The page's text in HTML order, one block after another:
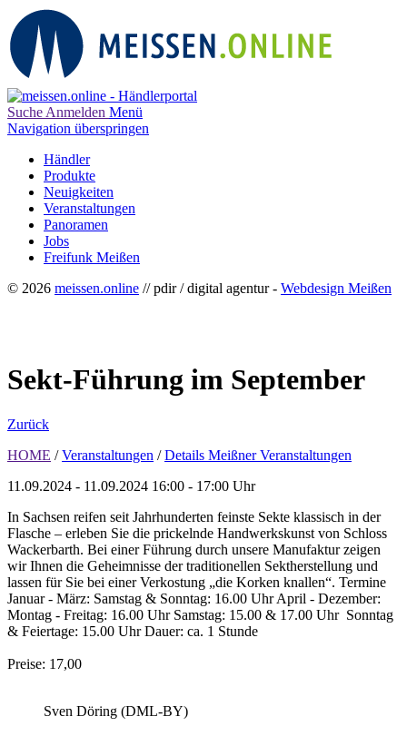
Suche Anmelden Menü
Navigation überspringen
Händler
Produkte
Neuigkeiten
Veranstaltungen
Panoramen
Jobs
Freifunk Meißen
© 2026 meissen.online // pdir / digital agentur - Webdesign Meißen
Sekt-Führung im September
Zurück
HOME / Veranstaltungen / Details Meißner Veranstaltungen
11.09.2024 - 11.09.2024 16:00 - 17:00 Uhr
In Sachsen reifen seit Jahrhunderten feinste Sekte klassisch in der
Flasche – erleben Sie die prickelnde Handwerkskunst von Schloss
Wackerbarth. Bei einer Führung durch unsere Manufaktur zeigen
wir Ihnen die Geheimnisse der traditionellen Sektherstellung und
lassen für Sie bei einer Verkostung „die Korken knallen“. Termine
Januar - März: Samstag & Sonntag: 16.00 Uhr April - Dezember:
Montag - Freitag: 16.00 Uhr Samstag: 15.00 & 17.00 Uhr Sonntag
& Feiertage: 15.00 Uhr Dauer: ca. 1 Stunde
Preise: 17,00
Sven Döring (DML-BY)